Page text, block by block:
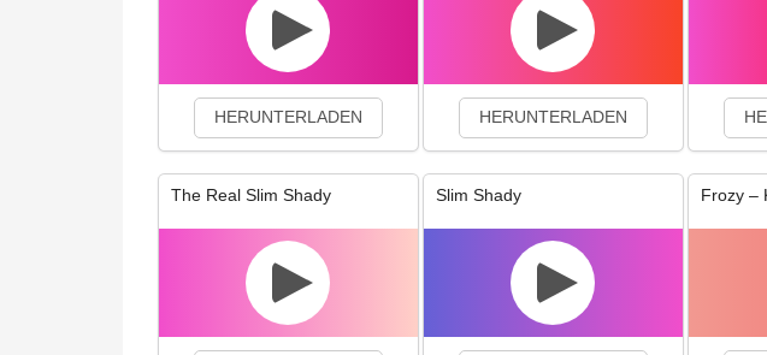
HERUNTERLADEN HERUNTERLADEN
The Real Slim Shady Slim Shady Frozy –